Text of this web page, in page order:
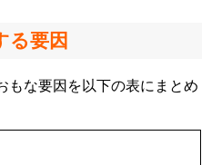
る要因
もな要因を以下の表にまとめ